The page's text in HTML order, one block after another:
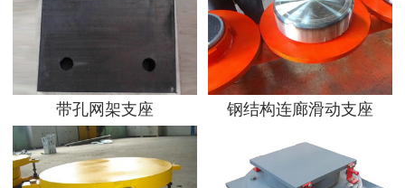
带孔网架支座 钢结构连廊滑动支座